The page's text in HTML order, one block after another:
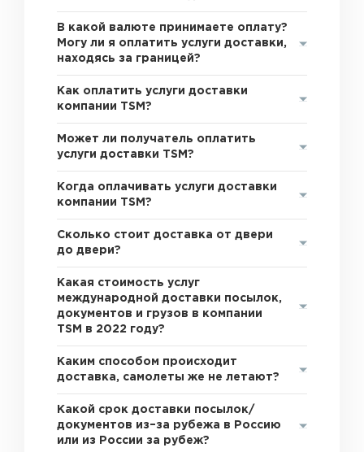
В какой валюте принимаете оплату?
Могу ли я оплатить услуги доставки,
находясь за границей?
Как оплатить услуги доставки
компании TSM?
Может ли получатель оплатить
услуги доставки TSM?
Когда оплачивать услуги доставки
компании TSM?
Сколько стоит доставка от двери
до двери?
Какая стоимость услуг
международной доставки посылок,
документов и грузов в компании
TSM в 2022 году?
Каким способом происходит
доставка, самолеты же не летают?
Какой срок доставки посылок/
документов из–за рубежа в Россию
или из России за рубеж?